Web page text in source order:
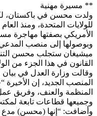
** مسيرة مهنية
ولدت محسن في باكستان،
الأمريكي بصفتها مهاجرة
وبوصولها إلى منصب المدعي
ميشيغان ستجلب محسن
القانون في هذا الجزء من
وقالت وزارة العدل في
المنصب الجديد، إن
المنظمة والعنف، وفريق
وجميعها قطاعات تابعة
وأضافت: “إنها (محسن)